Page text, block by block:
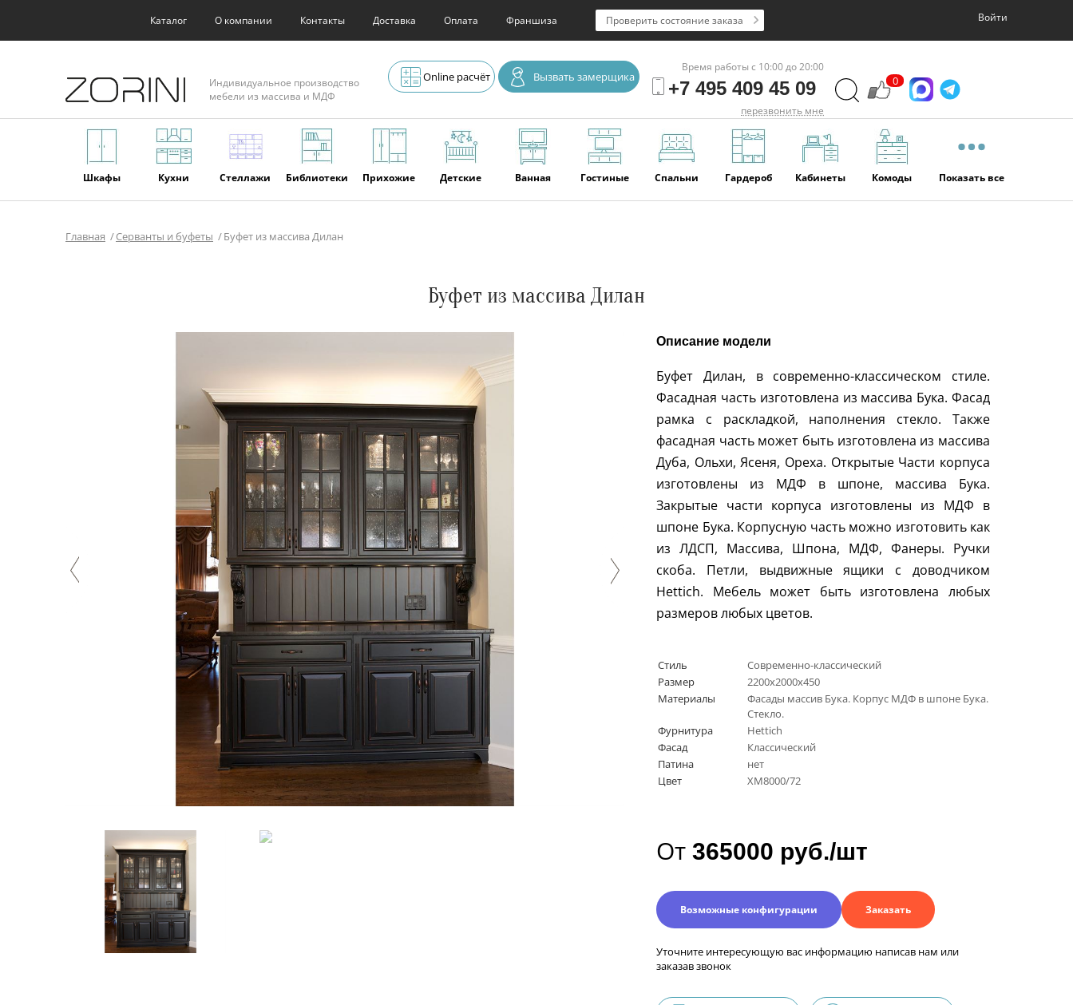
Каталог О компании Контакты Доставка Оплата Франшиза Войти
Проверить состояние заказа
Индивидуальное производство
мебели из массива и МДФ
Online расчёт Вызвать замерщика
Время работы с 10:00 до 20:00
+7 495 409 45 09
перезвонить мне
0
Шкафы Кухни Стеллажи Библиотеки Прихожие Детские Ванная Гостиные Спальни Гардероб Кабинеты Комоды Показать все
Главная Серванты и буфеты Буфет из массива Дилан
Буфет из массива Дилан
Описание модели
Буфет Дилан, в современно-классическом cтиле.
Фасадная часть изготовлена из массива Бука. Фасад
рамка с раскладкой, наполнения стекло. Также
фасадная часть может быть изготовлена из массива
Дуба, Ольхи, Ясеня, Ореха. Открытые Части корпуса
изготовлены из МДФ в шпоне, массива Бука.
Закрытые части корпуса изготовлены из МДФ в
шпоне Бука. Корпусную часть можно изготовить как
из ЛДСП, Массива, Шпона, МДФ, Фанеры. Ручки
скоба. Петли, выдвижные ящики с доводчиком
Hettich. Мебель может быть изготовлена любых
размеров любых цветов.
Стиль
Современно-классический
Размер
2200х2000х450
Материалы
Фасады массив Бука. Корпус МДФ в шпоне Бука.
Стекло.
Фурнитура
Hettich
Фасад
Классический
Патина
нет
Цвет
ХM8000/72
От 365000 руб./шт
Возможные конфигурации Заказать
Уточните интересующую вас информацию написав нам или
заказав звонок